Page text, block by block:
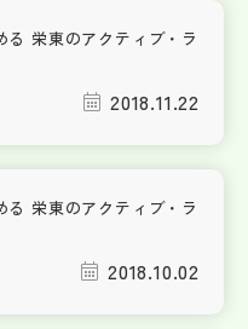
る 栄東のアクティブ・ラ
2018.11.22
る 栄東のアクティブ・ラ
2018.10.02